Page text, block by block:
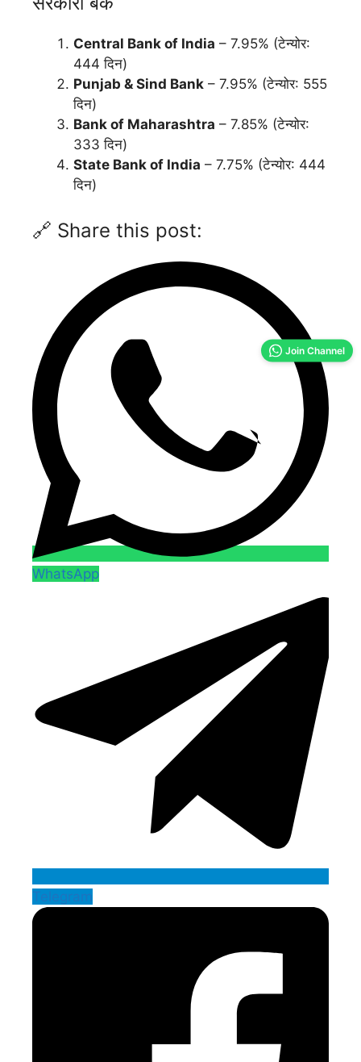
Central Bank of India – 7.95% (टेन्योर:
444 दिन)
Punjab & Sind Bank – 7.95% (टेन्योर: 555
दिन)
Bank of Maharashtra – 7.85% (टेन्योर:
333 दिन)
State Bank of India – 7.75% (टेन्योर: 444
दिन)
🔗 Share this post:
WhatsApp
Telegram
Join Channel